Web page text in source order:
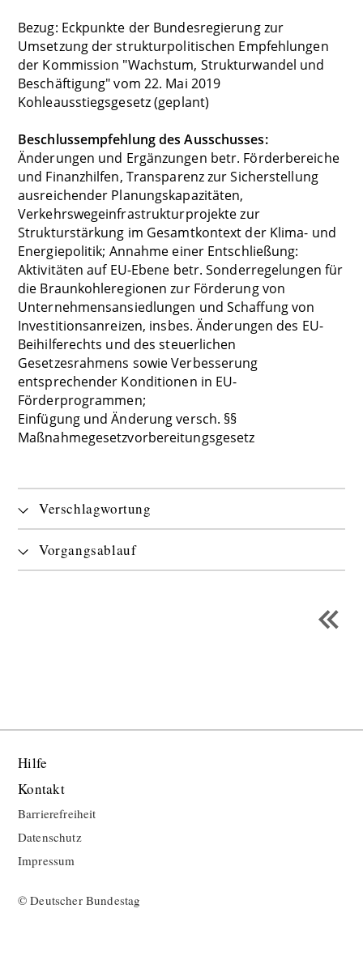
Bezug: Eckpunkte der Bundesregierung zur
Umsetzung der strukturpolitischen Empfehlungen
der Kommission "Wachstum, Strukturwandel und
Beschäftigung" vom 22. Mai 2019
Kohleausstiegsgesetz (geplant)
Beschlussempfehlung des Ausschusses:
Änderungen und Ergänzungen betr. Förderbereiche
und Finanzhilfen, Transparenz zur Sicherstellung
ausreichender Planungskapazitäten,
Verkehrswegeinfrastrukturprojekte zur
Strukturstärkung im Gesamtkontext der Klima- und
Energiepolitik; Annahme einer Entschließung:
Aktivitäten auf EU-Ebene betr. Sonderregelungen für
die Braunkohleregionen zur Förderung von
Unternehmensansiedlungen und Schaffung von
Investitionsanreizen, insbes. Änderungen des EU-
Beihilferechts und des steuerlichen
Gesetzesrahmens sowie Verbesserung
entsprechender Konditionen in EU-
Förderprogrammen;
Einfügung und Änderung versch. §§
Maßnahmegesetzvorbereitungsgesetz
Verschlagwortung
Vorgangsablauf
Hilfe
Kontakt
© Deutscher Bundestag
Barrierefreiheit
Datenschutz
Impressum